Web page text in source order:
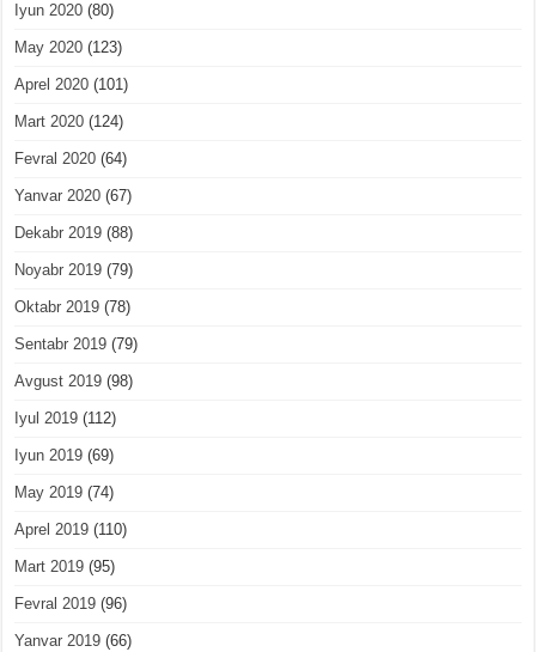
Iyun 2020 (80)
May 2020 (123)
Aprel 2020 (101)
Mart 2020 (124)
Fevral 2020 (64)
Yanvar 2020 (67)
Dekabr 2019 (88)
Noyabr 2019 (79)
Oktabr 2019 (78)
Sentabr 2019 (79)
Avgust 2019 (98)
Iyul 2019 (112)
Iyun 2019 (69)
May 2019 (74)
Aprel 2019 (110)
Mart 2019 (95)
Fevral 2019 (96)
Yanvar 2019 (66)